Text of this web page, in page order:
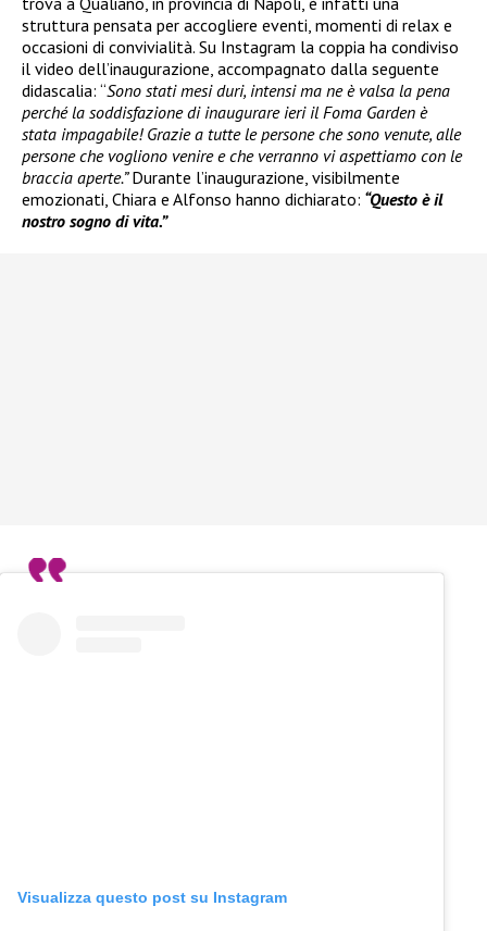
struttura pensata per accogliere eventi, momenti di relax e
occasioni di convivialità. Su Instagram la coppia ha condiviso
il video dell’inaugurazione, accompagnato dalla seguente
didascalia: “Sono stati mesi duri, intensi ma ne è valsa la pena
perché la soddisfazione di inaugurare ieri il Foma Garden è
stata impagabile! Grazie a tutte le persone che sono venute, alle
persone che vogliono venire e che verranno vi aspettiamo con le
braccia aperte.”Durante l’inaugurazione, visibilmente
emozionati, Chiara e Alfonso hanno dichiarato: “Questo è il
nostro sogno di vita.”
Visualizza questo post su Instagram